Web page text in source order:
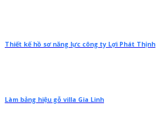
Thiết kế hồ sơ năng lực công ty Lợi Phát Thịnh
Làm bảng hiệu gỗ villa Gia Linh